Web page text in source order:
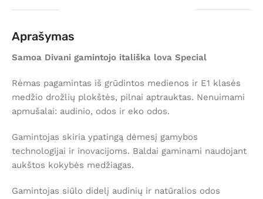
Aprašymas
Samoa Divani gamintojo itališka lova Special
Rėmas pagamintas iš grūdintos medienos ir E1 klasės
medžio drožlių plokštės, pilnai aptrauktas. Nenuimami
apmušalai: audinio, odos ir eko odos.
Gamintojas skiria ypatingą dėmesį gamybos
technologijai ir inovacijoms. Baldai gaminami naudojant
aukštos kokybės medžiagas.
Gamintojas siūlo didelį audinių ir natūralios odos